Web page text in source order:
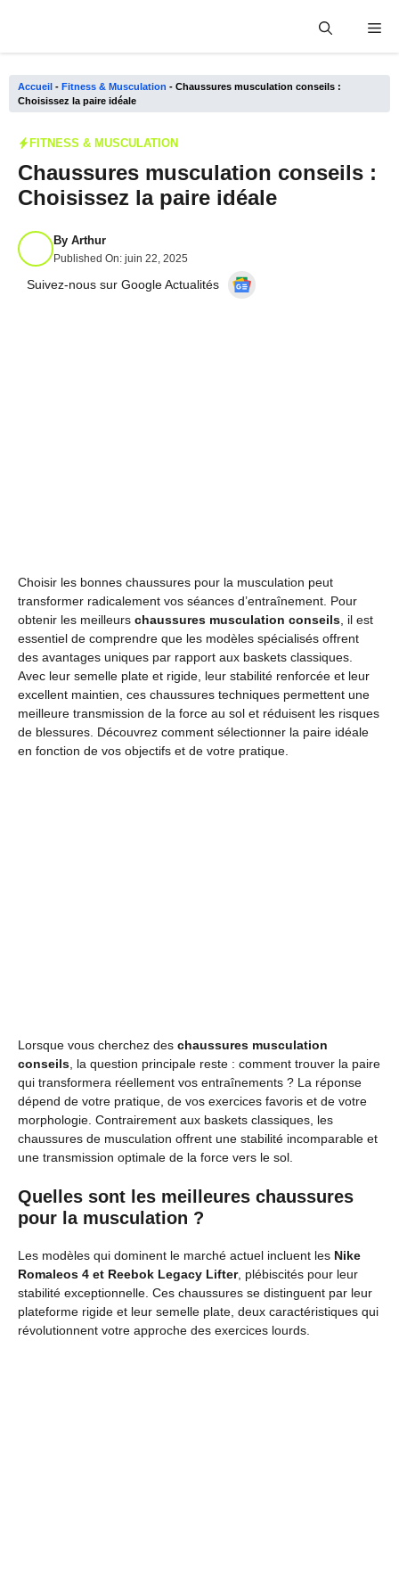
Accueil - Fitness & Musculation - Chaussures musculation conseils :
Choisissez la paire idéale
FITNESS & MUSCULATION
Chaussures musculation conseils :
Choisissez la paire idéale
By Arthur
Published On: juin 22, 2025
Suivez-nous sur Google Actualités
Choisir les bonnes chaussures pour la musculation peut
transformer radicalement vos séances d’entraînement. Pour
obtenir les meilleurs chaussures musculation conseils , il est
essentiel de comprendre que les modèles spécialisés offrent
des avantages uniques par rapport aux baskets classiques.
Avec leur semelle plate et rigide, leur stabilité renforcée et leur
excellent maintien, ces chaussures techniques permettent une
meilleure transmission de la force au sol et réduisent les risques
de blessures. Découvrez comment sélectionner la paire idéale
en fonction de vos objectifs et de votre pratique.
Lorsque vous cherchez des chaussures musculation
conseils , la question principale reste : comment trouver la paire
qui transformera réellement vos entraînements ? La réponse
dépend de votre pratique, de vos exercices favoris et de votre
morphologie. Contrairement aux baskets classiques, les
chaussures de musculation offrent une stabilité incomparable et
une transmission optimale de la force vers le sol.
Quelles sont les meilleures chaussures
pour la musculation ?
Les modèles qui dominent le marché actuel incluent les Nike
Romaleos 4 et Reebok Legacy Lifter, plébiscités pour leur
stabilité exceptionnelle. Ces chaussures se distinguent par leur
plateforme rigide et leur semelle plate, deux caractéristiques qui
révolutionnent votre approche des exercices lourds.